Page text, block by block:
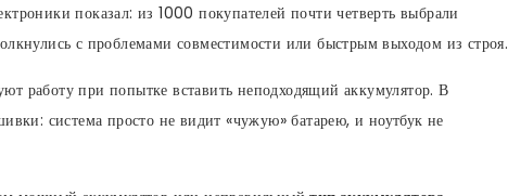
показал: из 1000 покупателей почти четверть выбрали
с проблемами совместимости или быстрым выходом из строя.
работу при попытке вставить неподходящий аккумулятор. В
система просто не видит «чужую» батарею, и ноутбук не